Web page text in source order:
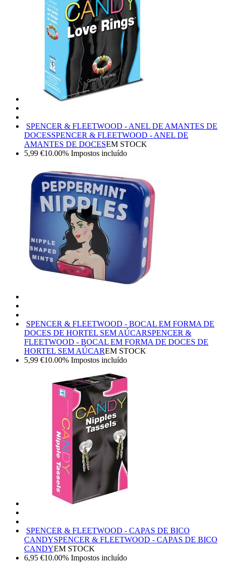
SPENCER & FLEETWOOD - ANEL DE AMANTES DE
DOCESSPENCER & FLEETWOOD - ANEL DE
AMANTES DE DOCESEM STOCK
5,99 €10.00% Impostos incluído
SPENCER & FLEETWOOD - BOCAL EM FORMA DE
DOCES DE HORTEL SEM AÚCARSPENCER &
FLEETWOOD - BOCAL EM FORMA DE DOCES DE
HORTEL SEM AÚCAREM STOCK
5,99 €10.00% Impostos incluído
SPENCER & FLEETWOOD - CAPAS DE BICO
CANDYSPENCER & FLEETWOOD - CAPAS DE BICO
CANDYEM STOCK
6,95 €10.00% Impostos incluído